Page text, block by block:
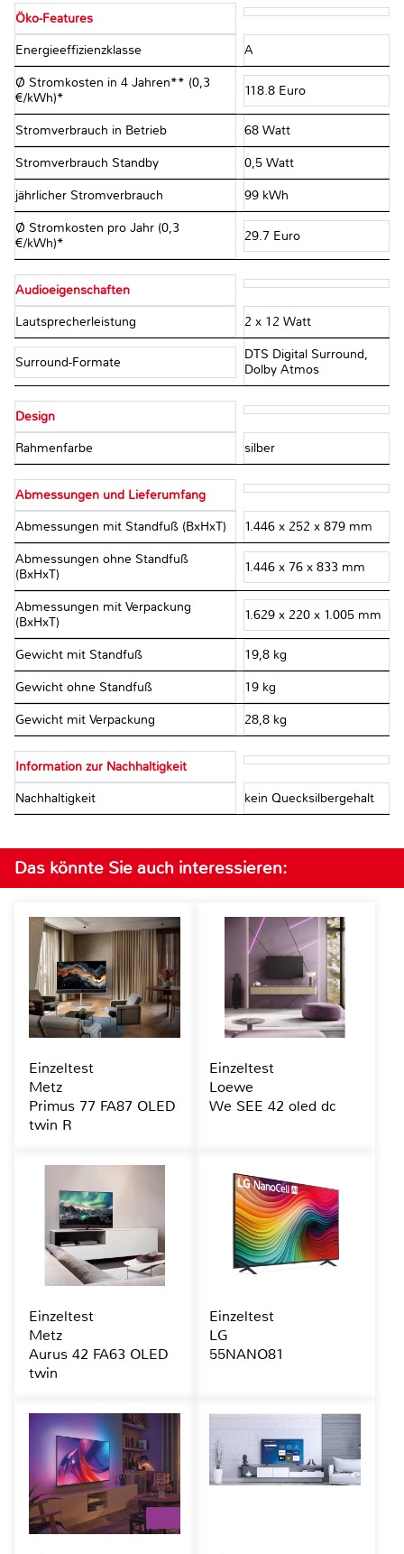
Öko-Features
Energieeffizienzklasse A
Ø Stromkosten in 4 Jahren** (0,3
€/kWh)*
118.8 Euro
Stromverbrauch in Betrieb 68 Watt
Stromverbrauch Standby 0,5 Watt
jährlicher Stromverbrauch 99 kWh
Ø Stromkosten pro Jahr (0,3
€/kWh)*
29.7 Euro
Audioeigenschaften
Lautsprecherleistung 2 x 12 Watt
Surround-Formate
DTS Digital Surround,
Dolby Atmos
Design
Rahmenfarbe silber
Abmessungen und Lieferumfang
Abmessungen mit Standfuß (BxHxT) 1.446 x 252 x 879 mm
Abmessungen ohne Standfuß
(BxHxT)
1.446 x 76 x 833 mm
Abmessungen mit Verpackung
(BxHxT)
1.629 x 220 x 1.005 mm
Gewicht mit Standfuß 19,8 kg
Gewicht ohne Standfuß 19 kg
Gewicht mit Verpackung 28,8 kg
Information zur Nachhaltigkeit
Nachhaltigkeit kein Quecksilbergehalt
Das könnte Sie auch interessieren:
Einzeltest
Metz
Primus 77 FA87 OLED
twin R
Einzeltest
Loewe
We SEE 42 oled dc
Einzeltest
Metz
Aurus 42 FA63 OLED
twin
Einzeltest
LG
55NANO81